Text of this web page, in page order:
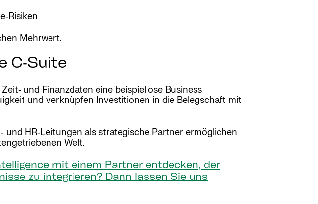
Mehrwert.
C‑Suite
und Finanzdaten eine beispiellose Business
und verknüpfen Investitionen in die Belegschaft mit
HR‑Leitungen als strategische Partner ermöglichen
Welt.
mit einem Partner entdecken, der
zu integrieren? Dann lassen Sie uns